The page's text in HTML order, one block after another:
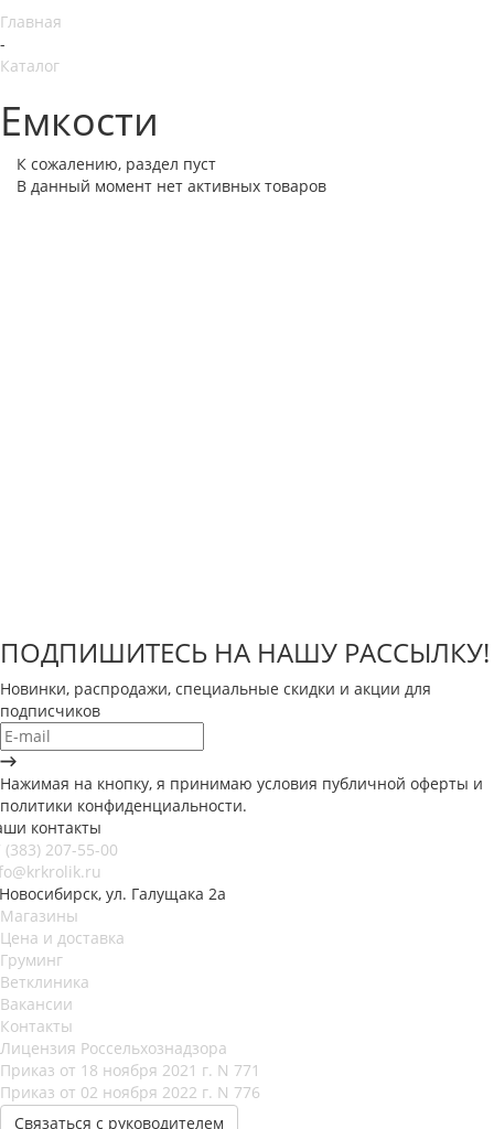
Главная
-
Каталог
Емкости
К сожалению, раздел пуст
В данный момент нет активных товаров
ПОДПИШИТЕСЬ НА НАШУ РАССЫЛКУ!
Новинки, распродажи, специальные скидки и акции для
подписчиков
Нажимая на кнопку, я принимаю условия публичной оферты и
политики конфиденциальности.
контакты
(383) 207-55-00
ул. Галущака 2а
Магазины
Цена и доставка
Груминг
Ветклиника
Вакансии
Контакты
Лицензия Россельхознадзора
Приказ от 18 ноября 2021 г. N 771
Приказ от 02 ноября 2022 г. N 776
Связаться с руководителем